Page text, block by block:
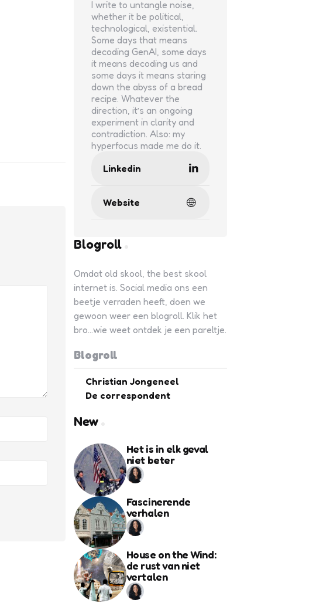
I write to untangle noise,
whether it be political,
technological, existential.
Some days that means
decoding GenAI, some days
it means decoding us and
some days it means staring
down the abyss of a bread
recipe. Whatever the
direction, it’s an ongoing
experiment in clarity and
contradiction. Also: my
hyperfocus made me do it.
Linkedin
Website
Blogroll
Omdat old skool, the best skool
internet is. Social media ons een
beetje verraden heeft, doen we
gewoon weer een blogroll. Klik het
bro...wie weet ontdek je een pareltje.
Blogroll
Christian Jongeneel
De correspondent
New
Het is in elk geval
niet beter
Fascinerende
verhalen
House on the Wind:
de rust van niet
vertalen